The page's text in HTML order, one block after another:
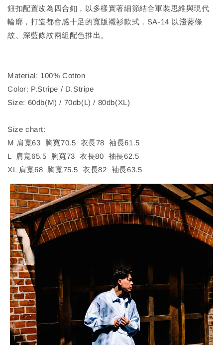
鈕扣配置改為四合釦，以多樣實著細節結合軍裝思維與現代
輪廓，打造都會感十足的寬版襯衫款式，SA-14 以淺藍條
紋、深藍條紋兩組配色推出。
Material: 100% Cotton
Color: P.Stripe / D.Stripe
Size: 60db(M) / 70db(L) / 80db(XL)
Size chart:
M 肩寬63 胸寬70.5 衣長78 袖長61.5
L 肩寬65.5 胸寬73 衣長80 袖長62.5
XL 肩寬68 胸寬75.5 衣長82 袖長63.5